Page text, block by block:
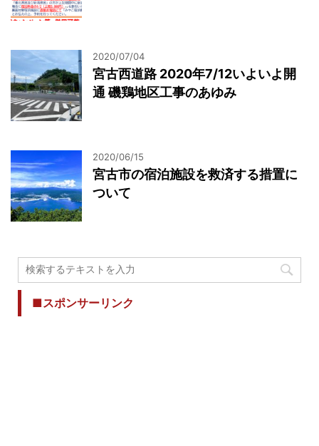
2020/07/04
宮古西道路 2020年7/12いよいよ開
通 磯鶏地区工事のあゆみ
2020/06/15
宮古市の宿泊施設を救済する措置に
ついて
■スポンサーリンク